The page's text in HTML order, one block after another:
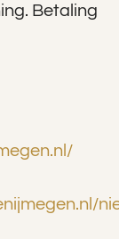
Betaling